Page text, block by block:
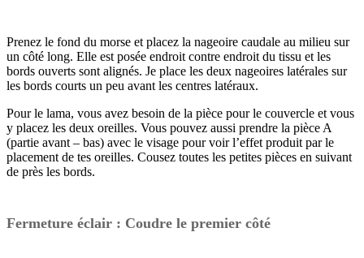
Prenez le fond du morse et placez la nageoire caudale au milieu sur
un côté long. Elle est posée endroit contre endroit du tissu et les
bords ouverts sont alignés. Je place les deux nageoires latérales sur
les bords courts un peu avant les centres latéraux.
Pour le lama, vous avez besoin de la pièce pour le couvercle et vous
y placez les deux oreilles. Vous pouvez aussi prendre la pièce A
(partie avant – bas) avec le visage pour voir l’effet produit par le
placement de tes oreilles. Cousez toutes les petites pièces en suivant
de près les bords.
Fermeture éclair : Coudre le premier côté